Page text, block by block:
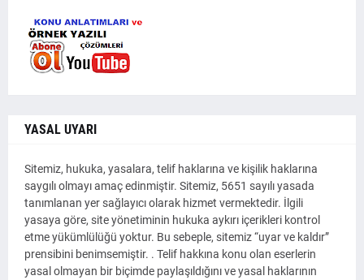
YASAL UYARI
Sitemiz, hukuka, yasalara, telif haklarına ve kişilik haklarına
saygılı olmayı amaç edinmiştir. Sitemiz, 5651 sayılı yasada
tanımlanan yer sağlayıcı olarak hizmet vermektedir. İlgili
yasaya göre, site yönetiminin hukuka aykırı içerikleri kontrol
etme yükümlülüğü yoktur. Bu sebeple, sitemiz “uyar ve kaldır”
prensibini benimsemiştir. . Telif hakkına konu olan eserlerin
yasal olmayan bir biçimde paylaşıldığını ve yasal haklarının